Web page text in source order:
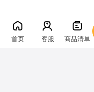
首页 客服 商品清单